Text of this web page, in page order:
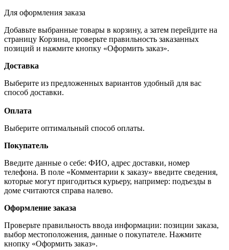
Для оформления заказа
Добавьте выбранные товары в корзину, а затем перейдите на
страницу Корзина, проверьте правильность заказанных
позиций и нажмите кнопку «Оформить заказ».
Доставка
Выберите из предложенных вариантов удобный для вас
способ доставки.
Оплата
Выберите оптимальный способ оплаты.
Покупатель
Введите данные о себе: ФИО, адрес доставки, номер
телефона. В поле «Комментарии к заказу» введите сведения,
которые могут пригодиться курьеру, например: подъезды в
доме считаются справа налево.
Оформление заказа
Проверьте правильность ввода информации: позиции заказа,
выбор местоположения, данные о покупателе. Нажмите
кнопку «Оформить заказ».